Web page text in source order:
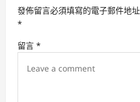
a
t
i
發佈留言必須填寫的電子郵件地
*
留言 *